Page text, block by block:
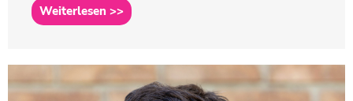
Weiterlesen >>